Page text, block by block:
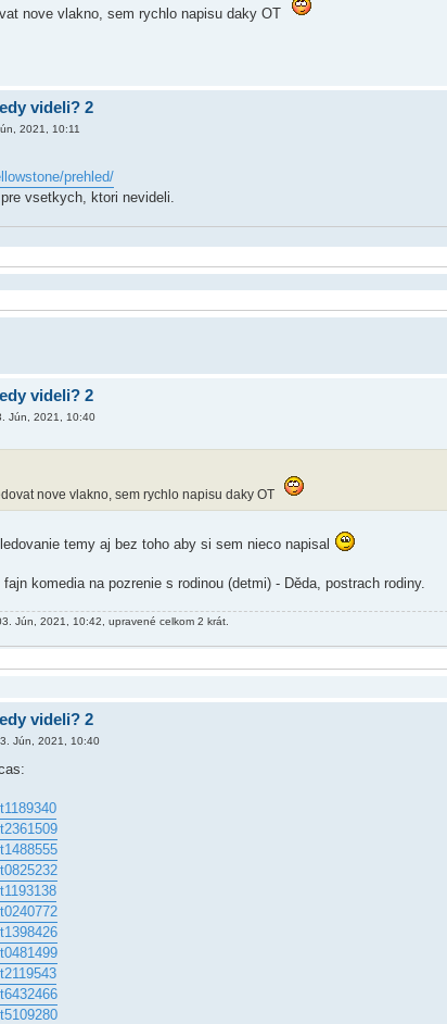
nove vlakno, sem rychlo napisu daky OT
videli? 2
2021, 10:11
prehled/
vsetkych, ktori nevideli.
videli? 2
Jún, 2021, 10:40
nove vlakno, sem rychlo napisu daky OT
temy aj bez toho aby si sem nieco napisal
komedia na pozrenie s rodinou (detmi) - Děda, postrach rodiny.
Jún, 2021, 10:42, upravené celkom 2 krát.
videli? 2
Jún, 2021, 10:40